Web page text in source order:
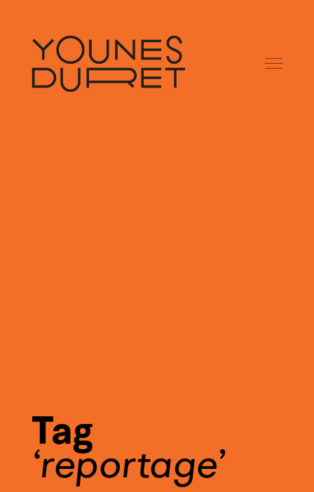
Tag
reportage